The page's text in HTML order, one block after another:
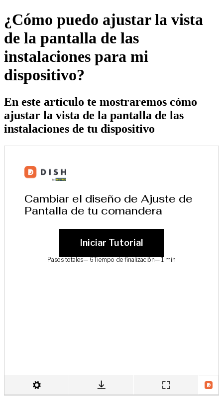
¿Cómo puedo ajustar la vista
de la pantalla de las
instalaciones para mi
dispositivo?
En este artículo te mostraremos cómo
ajustar la vista de la pantalla de las
instalaciones de tu dispositivo